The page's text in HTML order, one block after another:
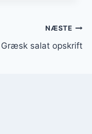
NÆSTE
Græsk salat opskrift